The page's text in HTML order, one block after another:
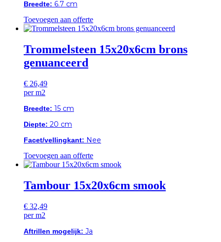
Breedte: 6.7 cm
Toevoegen aan offerte
Trommelsteen 15x20x6cm brons
genuanceerd
€ 26,49
per m2
Breedte: 15 cm
Diepte: 20 cm
Facet/vellingkant: Nee
Toevoegen aan offerte
Tambour 15x20x6cm smook
€ 32,49
per m2
Aftrillen mogelijk: Ja